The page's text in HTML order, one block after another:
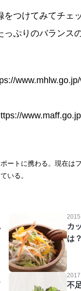
つけてみてチェ
ぷりのバランス
ートに携わる。現在は
いる。
カ
は？
不